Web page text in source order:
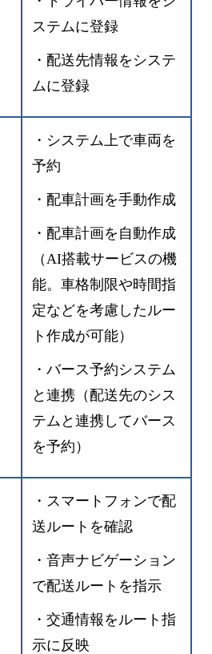
ステムに登録
・配送先情報をシステ
ムに登録
・システム上で車両を
予約
・配車計画を手動作成
・配車計画を自動作成
（AI搭載サービスの機
能。車格制限や時間指
定などを考慮したルー
ト作成が可能）
・バース予約システム
と連携（配送先のシス
テムと連携してバース
を予約）
・スマートフォンで配
送ルートを確認
・音声ナビゲーション
で配送ルートを指示
・交通情報をルート指
示に反映